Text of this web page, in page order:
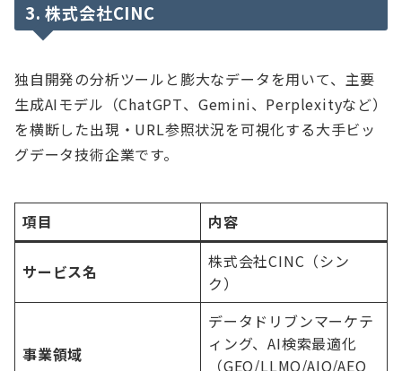
3. 株式会社CINC
独自開発の分析ツールと膨大なデータを用いて、主要
生成AIモデル（ChatGPT、Gemini、Perplexityなど）
を横断した出現・URL参照状況を可視化する大手ビッ
グデータ技術企業です。
項目 内容
サービス名
株式会社CINC（シン
ク）
事業領域
データドリブンマーケテ
ィング、AI検索最適化
（GEO/LLMO/AIO/AEO